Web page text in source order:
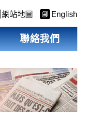
網站地圖 English
聯絡我們